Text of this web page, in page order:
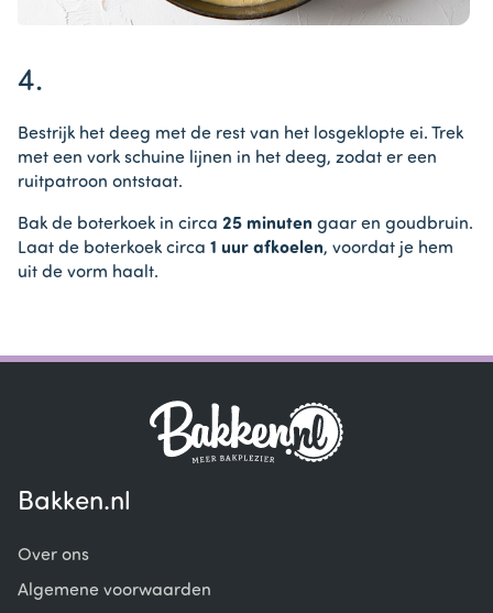
of
4.
Bestrijk het deeg met de rest van het losgeklopte ei. Trek
met een vork schuine lijnen in het deeg, zodat er een
ruitpatroon ontstaat.
Bak de boterkoek in circa 25 minuten gaar en goudbruin.
Laat de boterkoek circa 1 uur afkoelen, voordat je hem
uit de vorm haalt.
Bakken.nl
Over ons
Algemene voorwaarden